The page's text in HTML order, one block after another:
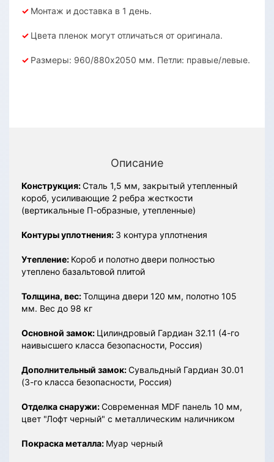
✓ Монтаж и доставка в 1 день.
✓ Цвета пленок могут отличаться от оригинала.
✓ Размеры: 960/880х2050 мм. Петли: правые/левые.
Описание
Конструкция:Сталь 1,5 мм, закрытый утепленный
короб, усиливающие 2 ребра жесткости
(вертикальные П-образные, утепленные)
Контуры уплотнения: 3 контура уплотнения
Утепление: Короб и полотно двери полностью
утеплено базальтовой плитой
Толщина, вес:Толщина двери 120 мм, полотно 105
мм. Вес до 98 кг
Основной замок: Цилиндровый Гардиан 32.11 (4-го
наивысшего класса безопасности, Россия)
Дополнительный замок:Сувальдный Гардиан 30.01
(3-го класса безопасности, Россия)
Отделка снаружи:Современная MDF панель 10 мм,
цвет "Лофт черный" с металлическим наличником
Покраска металла: Муар черный